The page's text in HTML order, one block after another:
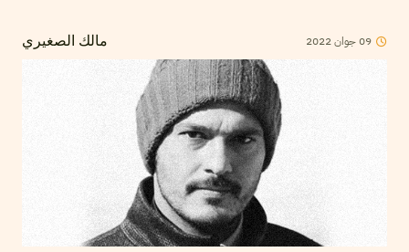
مالك الصغيري 09جوان2022